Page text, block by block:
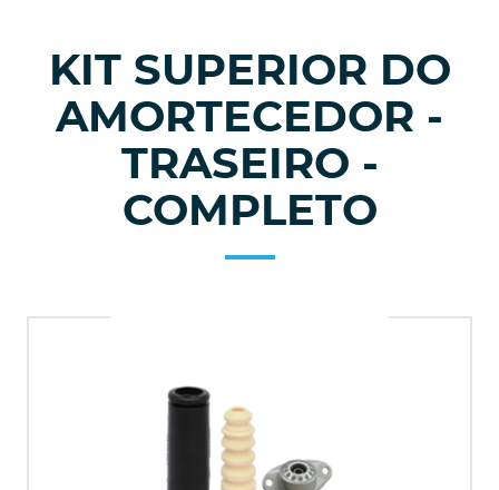
KIT SUPERIOR DO
AMORTECEDOR -
TRASEIRO -
COMPLETO